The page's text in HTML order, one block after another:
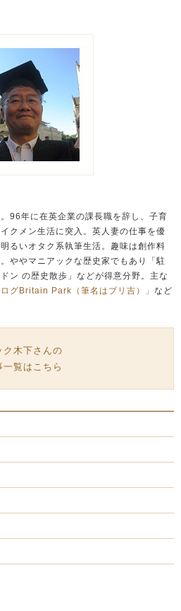
96年に在英企業の課長職を辞し、子育
クメン生活に突入。英人妻の仕事を優
るいオタク系執筆生活。趣味は創作料
ややマニアックな歴史家でもあり「駐
ン の歴史散歩」などが得意分野。主な
ログBritain Park（筆名はブリ吉）」 など
ク木下さんの
一覧はこちら